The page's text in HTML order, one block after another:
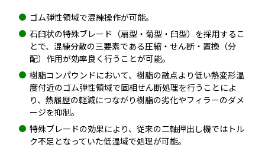
ゴム弾性領域で混練操作が可能。
石臼状の特殊ブレード（扇型・菊型・臼型）を採用するこ
とで、混練分散の三要素である圧縮・せん断・置換（分
配）作用が効率良く行うことが可能。
樹脂コンパウンドにおいて、樹脂の融点より低い熱変形温
度付近のゴム弾性領域で固相せん断処理を行うことによ
り、熱履歴の軽減につながり樹脂の劣化やフィラーのダメ
ージを抑制。
特殊ブレードの効果により、従来の二軸押出し機ではトル
ク不足となっていた低温域で処理が可能。